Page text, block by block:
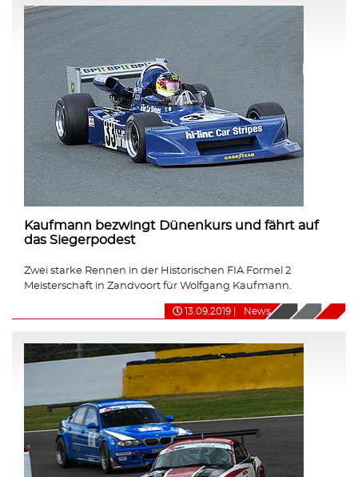
Kaufmann bezwingt Dünenkurs und fährt auf
das Siegerpodest
Zwei starke Rennen in der Historischen FIA Formel 2
Meisterschaft in Zandvoort für Wolfgang Kaufmann.
13.09.2019 News